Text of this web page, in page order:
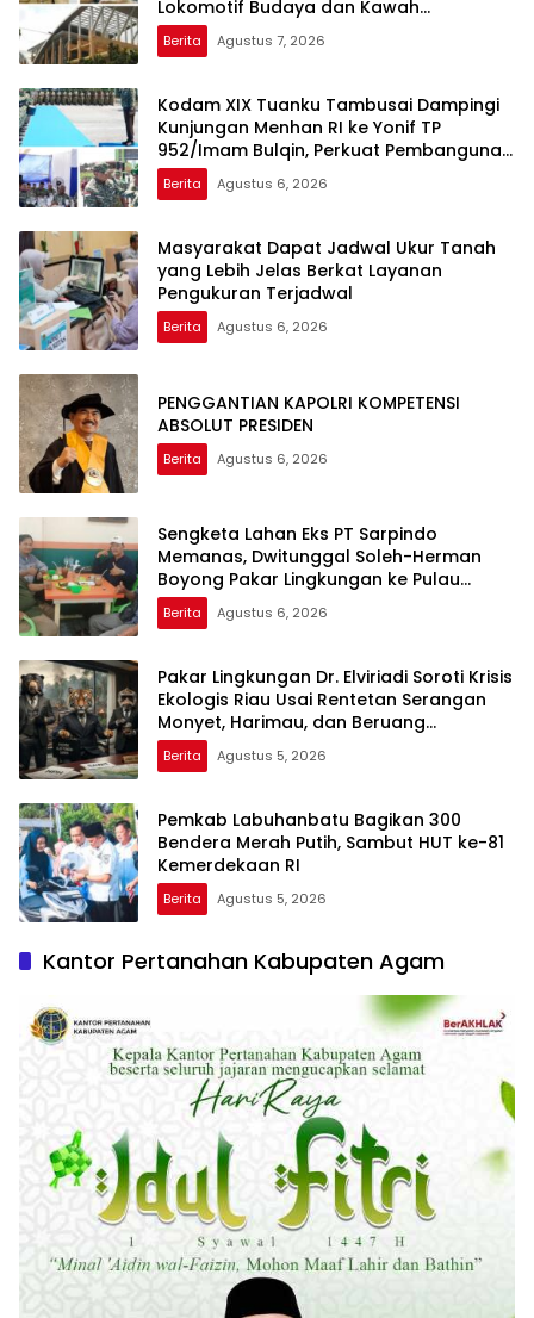
Lokomotif Budaya dan Kawah
Candradimuka Intelektual
Berita Agustus 7, 2026
Kodam XIX Tuanku Tambusai Dampingi
Kunjungan Menhan RI ke Yonif TP
952/Imam Bulqin, Perkuat Pembangunan
Satuan
Berita Agustus 6, 2026
Masyarakat Dapat Jadwal Ukur Tanah
yang Lebih Jelas Berkat Layanan
Pengukuran Terjadwal
Berita Agustus 6, 2026
PENGGANTIAN KAPOLRI KOMPETENSI
ABSOLUT PRESIDEN
Berita Agustus 6, 2026
Sengketa Lahan Eks PT Sarpindo
Memanas, Dwitunggal Soleh-Herman
Boyong Pakar Lingkungan ke Pulau
Rupat
Berita Agustus 6, 2026
Pakar Lingkungan Dr. Elviriadi Soroti Krisis
Ekologis Riau Usai Rentetan Serangan
Monyet, Harimau, dan Beruang
Terhadap Warga
Berita Agustus 5, 2026
Pemkab Labuhanbatu Bagikan 300
Bendera Merah Putih, Sambut HUT ke-81
Kemerdekaan RI
Berita Agustus 5, 2026
Kantor Pertanahan Kabupaten Agam